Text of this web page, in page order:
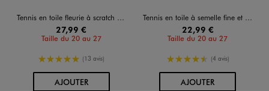
Tennis en toile fleurie à scratch et bout couvert fille - LuluCastagnette
27,99 €
Taille du 20 au 27
5/5 de moyenne
(13 avis)
AJOUTERAU PANIER
Tennis en toile à semelle fine et bout couvert fille - LuluCastagnette
22,99 €
Taille du 20 au 27
4.5/5 de moyenne
(4 avis)
AJOUTERAU PANIER